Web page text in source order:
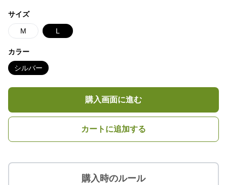
サイズ
M L
カラー
シルバー
購入画面に進む
カートに追加する
購入時のルール